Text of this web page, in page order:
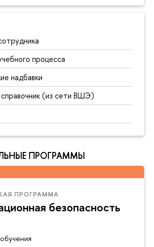
процесса
надбавки
(из сети ВШЭ)
ПРОГРАММЫ
ПРОГРАММА
безопасность